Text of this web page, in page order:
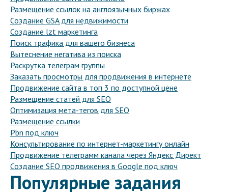
Размещение ссылок на англоязычных биржах
Создание GSA для недвижимости
Создание lzt маркетинга
Поиск трафика для вашего бизнеса
Вытеснение негатива из поиска
Раскрутка телеграм группы
Заказать просмотры для продвижения в интернете
Продвижение сайта в топ 3 по доступной цене
Размещение статей для SEO
Оптимизация мета-тегов для SEO
Размещение ссылки
Pbn под ключ
Консультирование по интернет-маркетингу онлайн
Продвижение телеграмм канала через Яндекс Директ
Создание SEO продвижения в Google под ключ
Популярные задания